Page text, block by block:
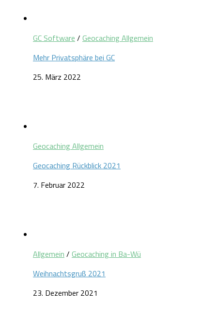
GC Software / Geocaching Allgemein
Mehr Privatsphäre bei GC
25. März 2022
Geocaching Allgemein
Geocaching Rückblick 2021
7. Februar 2022
Allgemein / Geocaching in Ba-Wü
Weihnachtsgruß 2021
23. Dezember 2021